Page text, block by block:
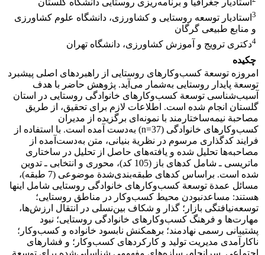
استادیار جغرافیا و برنامه‌ریزی روستایی دانشگاه گلستان
3 استادیار توسعه روستایی و کشاورزی، دانشگاه علوم کشاورزی
و منابع طبیعی گرگان
4دکتری ترویج و آموزش کشاورزی، دانشگاه تهران
چکیده
امروزه توسعة کسب‌وکارهای روستایی از راهبردهای اصلی پیشبرد
توسعة پایدار روستایی به‌شمار می‌آید. پژوهش حاضر با هدف
آسیب‌شناسی توسعة کسب‌وکارهای خانوادگی روستایی در استان
گلستان انجام شده است. اطلاعات لازم برای تحقیق، از طریق
مصاحبة نیمه‌ساختارمند با نمونه‌ای برگزیده از مدیران
کسب‌وکارهای خانوادگی (37=n) به‌دست آمده است. با استفاده از
فرایند کدگذاری مرسوم در نظریة بنیانی، متن به‌دست‌آمده از
مصاحبه‌ها تحلیل شده و یافته‌های حاصل از تحلیل در ساختاری
ماتریسی ـ شامل کدهای باز (105 کد)، محوری و انتخابی ـ تدوین
شده است. براساس کدهای طبقه‌بندی‌شدة موضوعی (7 طبقه)،
مسائل عمدة توسعة کسب‌وکارهای خانوادگی روستایی شامل اینها
هستند: مساعدنبودن محیط کسب‌وکار در مناطق روستایی؛
توسعه‌نیافتگی بازار؛ گذار و شکاف بین‌‌نسلی در انتقال ارزش‌ها،
مهارت‌ها و فرهنگ کسب‌وکارهای خانوادگی روستایی؛ نبود
پشتیبانی رسمی نهادمند؛ برهمکنش نابسود خانواده و کسب‌وکار؛
ناکارآمدی مدیریت تولید و کارکردهای کسب‌وکار؛ و فشارهای
اجتماعی. سرانجام، سازه‌های مفهومی شناسایی‌شده برای توسعة